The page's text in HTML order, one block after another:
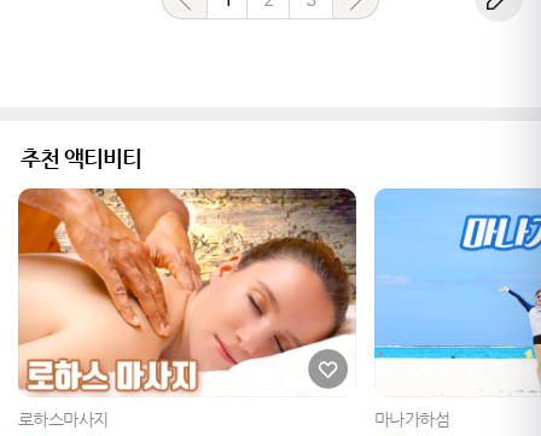
추천 액티비티
로하스마사지 마나가하섬